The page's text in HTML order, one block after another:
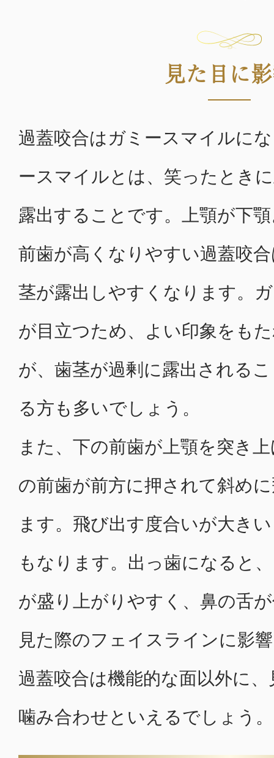
見た目に
過蓋咬合はガミースマイルに
ースマイルとは、笑ったとき
露出することです。上顎が下
前歯が高くなりやすい過蓋咬
茎が露出しやすくなります。
が目立つため、よい印象をも
が、歯茎が過剰に露出される
る方も多いでしょう。
また、下の前歯が上顎を突き
の前歯が前方に押されて斜め
ます。飛び出す度合いが大き
もなります。出っ歯になると
が盛り上がりやすく、鼻の舌
見た際のフェイスラインに影
過蓋咬合は機能的な面以外に
噛み合わせといえるでしょう。